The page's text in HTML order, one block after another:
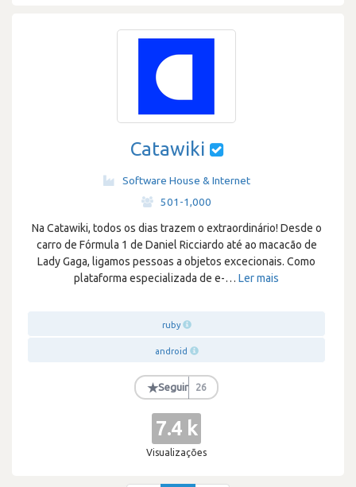
Catawiki
Software House & Internet
501-1,000
Na Catawiki, todos os dias trazem o extraordinário! Desde o
carro de Fórmula 1 de Daniel Ricciardo até ao macacão de
Lady Gaga, ligamos pessoas a objetos excecionais. Como
plataforma especializada de e-… Ler mais
ruby
android
★Seguir 26
7.4 k
Visualizações